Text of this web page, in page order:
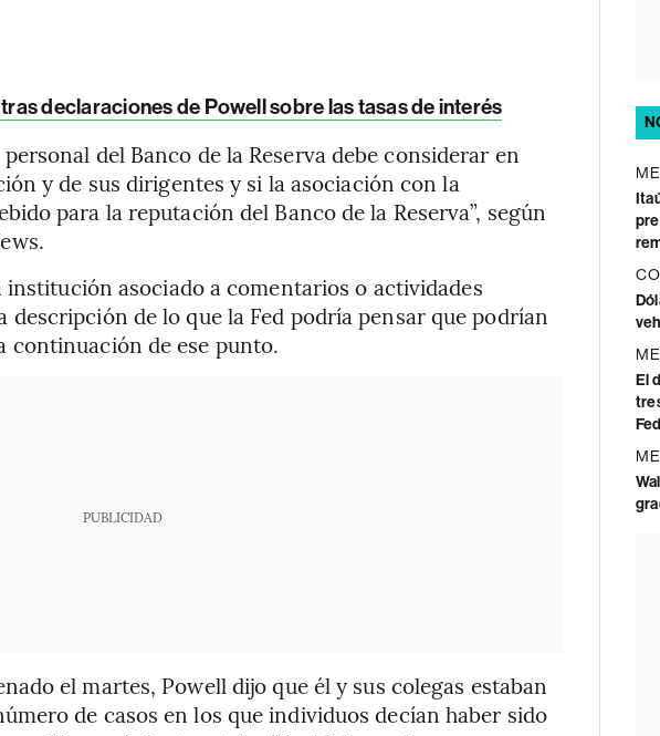
declaraciones de Powell sobre las tasas de interés
del Banco de la Reserva debe considerar en
y de sus dirigentes y si la asociación con la
para la reputación del Banco de la Reserva”, según
institución asociado a comentarios o actividades
de lo que la Fed podría pensar que podrían
de ese punto.
PUBLICIDAD
el martes, Powell dijo que él y sus colegas estaban
de casos en los que individuos decían haber sido
El
Fed